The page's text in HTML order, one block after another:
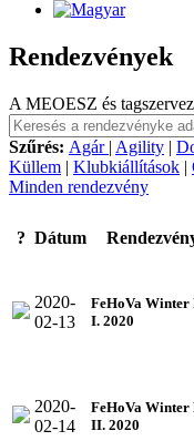
Rendezvények
A MEOESZ és
Szűrés: Agár | Agility |
Küllem | Klubkiállítások |
Minden rendezvény
? Dátum
2020-
02-13
FeHoVa Winter
I. 2020
2020-
02-14
FeHoVa Winter
II. 2020